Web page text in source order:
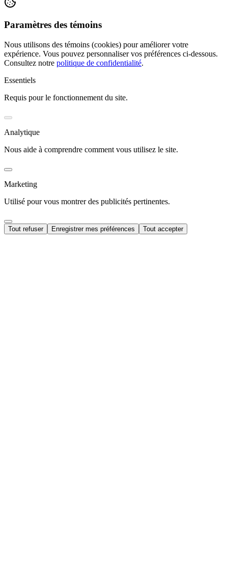
Paramètres des témoins
Nous utilisons des témoins (cookies) pour améliorer votre
expérience. Vous pouvez personnaliser vos préférences ci-dessous.
Consultez notre politique de confidentialité.
Essentiels
Requis pour le fonctionnement du site.
Analytique
Nous aide à comprendre comment vous utilisez le site.
Marketing
Utilisé pour vous montrer des publicités pertinentes.
Tout refuser Enregistrer mes préférences Tout accepter